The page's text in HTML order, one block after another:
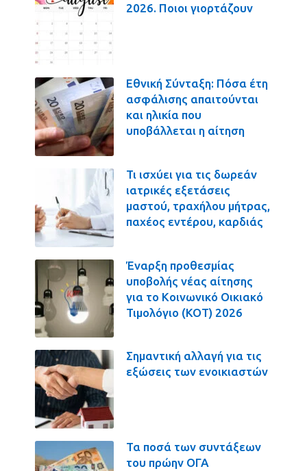
2026. Ποιοι γιορτάζουν
Εθνική Σύνταξη: Πόσα έτη
ασφάλισης απαιτούνται
και ηλικία που
υποβάλλεται η αίτηση
Τι ισχύει για τις δωρεάν
ιατρικές εξετάσεις
μαστού, τραχήλου μήτρας,
παχέος εντέρου, καρδιάς
Έναρξη προθεσμίας
υποβολής νέας αίτησης
για το Κοινωνικό Οικιακό
Τιμολόγιο (ΚΟΤ) 2026
Σημαντική αλλαγή για τις
εξώσεις των ενοικιαστών
Τα ποσά των συντάξεων
του πρώην ΟΓΑ